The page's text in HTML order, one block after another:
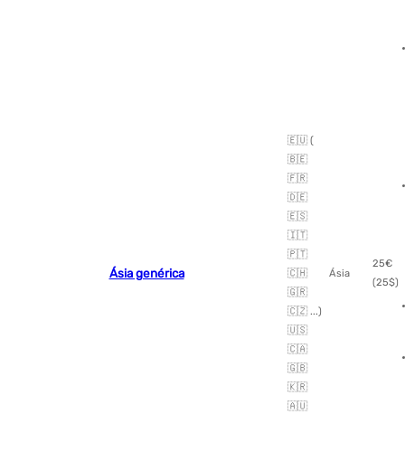
Ásia genérica
🇪🇺 (
🇧🇪
🇫🇷
🇩🇪
🇪🇸
🇮🇹
🇵🇹
🇨🇭
🇬🇷
🇨🇿 ...)
🇺🇸
🇨🇦
🇬🇧
🇰🇷
🇦🇺
Ásia
25€
(25$)